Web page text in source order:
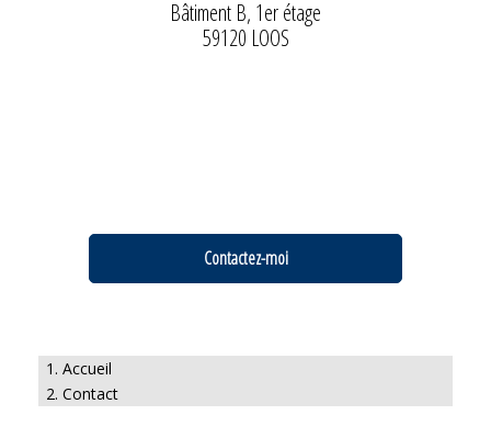
Bâtiment B, 1er étage
59120 LOOS
Contactez-moi
Accueil
Contact